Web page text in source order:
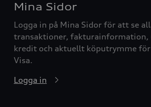
Mina Sidor
Logga in på Mina Sidor för att se
transaktioner, fakturainformation,
kredit och aktuellt köputrymme
Visa.
Logga in